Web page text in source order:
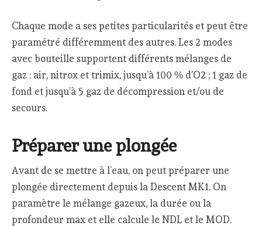
Chaque mode a ses petites particularités et peut être
paramétré différemment des autres. Les 2 modes
avec bouteille supportent différents mélanges de
gaz : air, nitrox et trimix, jusqu’à 100 % d’O2 ; 1 gaz de
fond et jusqu’à 5 gaz de décompression et/ou de
secours.
Préparer une plongée
Avant de se mettre à l’eau, on peut préparer une
plongée directement depuis la Descent MK1. On
paramètre le mélange gazeux, la durée ou la
profondeur max et elle calcule le NDL et le MOD.